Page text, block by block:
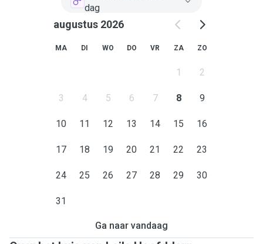
dag
augustus 2026
MA DI WO DO VR ZA ZO
1 2
3 4 5 6 7 8 9
10 11 12 13 14 15 16
17 18 19 20 21 22 23
24 25 26 27 28 29 30
31
Ga naar vandaag